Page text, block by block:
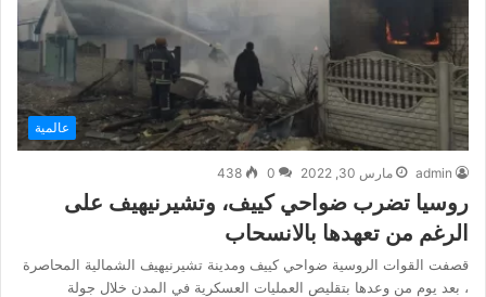
عالمية
admin مارس 30, 2022 0
438
روسيا تضرب ضواحي كييف، وتشيرنيهيف على
الرغم من تعهدها بالانسحاب
قصفت القوات الروسية ضواحي كييف ومدينة تشيرنيهيف الشمالية المحاصرة
، بعد يوم من وعدها بتقليص العمليات العسكرية في المدن خلال جولة